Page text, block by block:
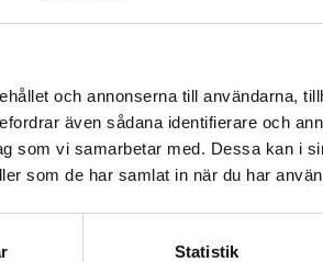
och annonserna till användarna,
även sådana identifierare och
som vi samarbetar med. Dessa kan i
som de har samlat in när du har
Statistik
EKO 320 g